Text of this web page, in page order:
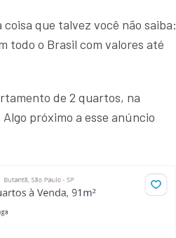
que talvez você não saiba:
todo o Brasil com valores até
de 2 quartos, na
próximo a esse anúncio